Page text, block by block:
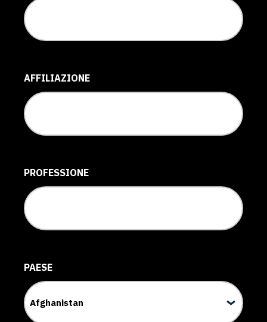
AFFILIAZIONE
PROFESSIONE
PAESE